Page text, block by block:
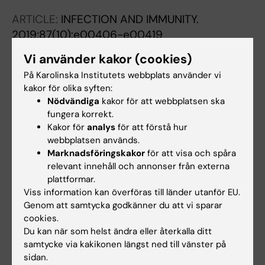
V; Wilson RK; Kitten T; King SJ
ARTICLE: INFECTION AND IMMUNITY.
2019;87(10):e00406-e00419
Streptococcus oralis subsp. dentisani
Produces Monolateral Serine-Rich Repeat
Protein Fibrils, One of Which Contributes to
Saliva Binding via Sialic Acid.
Ronis A; Brockman K; Singh AK; Gaytán MO;
Wong A; McGrath S; Owen CD; Magrini V;
Wilson RK; van der Linden M; King SJ
Alla författare
ARTICLE:MICROBIOLOGYOPEN.
2018;7(3):e00571
Novel insights into the mechanism of SepL-
mediated control of effector secretion in
enteropathogenic Escherichia coli.
Gaytán MO; Monjarás Feria J; Soto E; Espinosa
N; Benítez JM; Georgellis D; González-Pedrajo
Alla författare
Vi använder kakor (cookies)
På Karolinska Institutets webbplats använder vi
kakor för olika syften:
Nödvändiga kakor för att webbplatsen ska
fungera korrekt.
Kakor för analys för att förstå hur
webbplatsen används.
Marknadsföringskakor för att visa och spåra
relevant innehåll och annonser från externa
plattformar.
Viss information kan överföras till länder utanför EU.
Genom att samtycka godkänner du att vi sparar
cookies.
Du kan när som helst ändra eller återkalla ditt
samtycke via kakikonen längst ned till vänster på
sidan.